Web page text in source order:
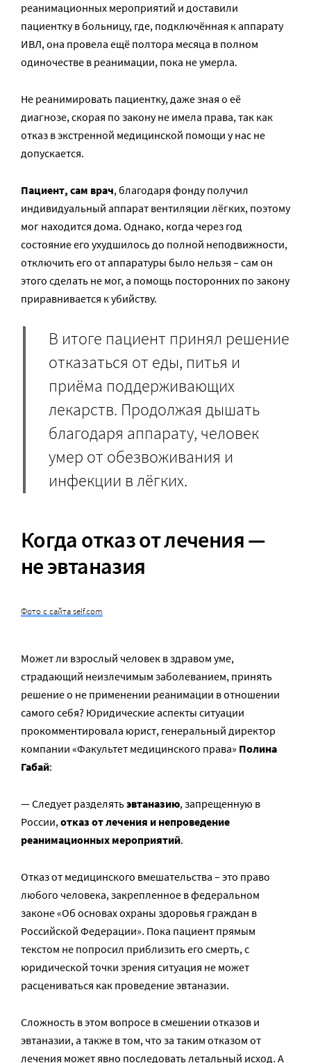
реанимационных мероприятий и доставили
пациентку в больницу, где, подключённая к аппарату
ИВЛ, она провела ещё полтора месяца в полном
одиночестве в реанимации, пока не умерла.
Не реанимировать пациентку, даже зная о её
диагнозе, скорая по закону не имела права, так как
отказ в экстренной медицинской помощи у нас не
допускается.
Пациент, сам врач, благодаря фонду получил
индивидуальный аппарат вентиляции лёгких, поэтому
мог находится дома. Однако, когда через год
состояние его ухудшилось до полной неподвижности,
отключить его от аппаратуры было нельзя – сам он
этого сделать не мог, а помощь посторонних по закону
приравнивается к убийству.
В итоге пациент принял решение
отказаться от еды, питья и
приёма поддерживающих
лекарств. Продолжая дышать
благодаря аппарату, человек
умер от обезвоживания и
инфекции в лёгких.
Когда отказ от лечения —
не эвтаназия
Фото с сайта self.com
Может ли взрослый человек в здравом уме,
страдающий неизлечимым заболеванием, принять
решение о не применении реанимации в отношении
самого себя? Юридические аспекты ситуации
прокомментировала юрист, генеральный директор
компании «Факультет медицинского права» Полина
Габай:
— Следует разделятьэвтаназию, запрещенную в
России, отказ от лечения и непроведение
реанимационных мероприятий.
Отказ от медицинского вмешательства – это право
любого человека, закрепленное в федеральном
законе «Об основах охраны здоровья граждан в
Российской Федерации». Пока пациент прямым
текстом не попросил приблизить его смерть, с
юридической точки зрения ситуация не может
расцениваться как проведение эвтаназии.
Сложность в этом вопросе в смешении отказов и
эвтаназии, а также в том, что за таким отказом от
лечения может явно последовать летальный исход. А